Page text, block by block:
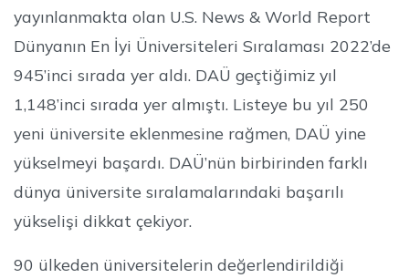
yayınlanmakta olan U.S. News & World Report
Dünyanın En İyi Üniversiteleri Sıralaması 2022’de
945’inci sırada yer aldı. DAÜ geçtiğimiz yıl
1,148’inci sırada yer almıştı. Listeye bu yıl 250
yeni üniversite eklenmesine rağmen, DAÜ yine
yükselmeyi başardı. DAÜ’nün birbirinden farklı
dünya üniversite sıralamalarındaki başarılı
yükselişi dikkat çekiyor.
90 ülkeden üniversitelerin değerlendirildiği